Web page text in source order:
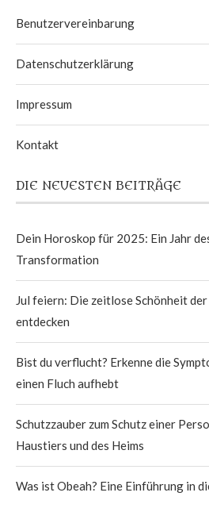
Benutzervereinbarung
Datenschutzerklärung
Impressum
Kontakt
DIE NEUESTEN BEITRÄGE
Dein Horoskop für 2025: Ein Jahr
Transformation
Jul feiern: Die zeitlose Schönheit
entdecken
Bist du verflucht? Erkenne die
einen Fluch aufhebt
Schutzzauber zum Schutz einer
Haustiers und des Heims
Was ist Obeah? Eine Einführung in